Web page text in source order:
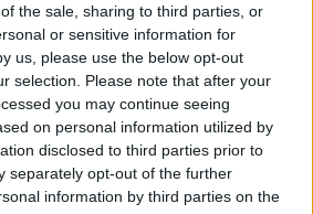
the sale, sharing to third parties, or
or sensitive information for
us, please use the below opt-out
selection. Please note that after your
you may continue seeing
on personal information utilized by
disclosed to third parties prior to
separately opt-out of the further
information by third parties on the
φωτεινό χωρίς
.
στα ζυγωματικά, στο
και λίγο πάνω από τα
αποτέλεσμα που
όλη μέρα.